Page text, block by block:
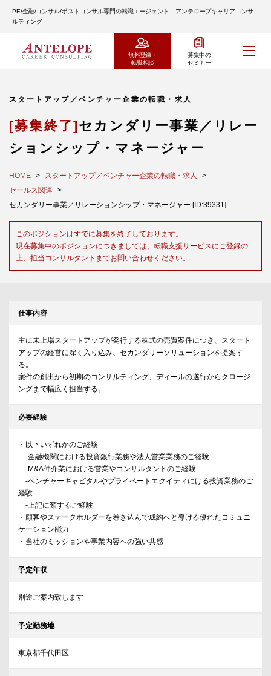
PE/金融/コンサル/ポストコンサル専門の転職エージェント アンテロープキャリアコンサ
ルティング
無料登録・
転職相談
募集中の
セミナー
スタートアップ／ベンチャー企業の転職・求人
[募集終了]セカンダリー事業／リレー
ションシップ・マネージャー
HOME
スタートアップ／ベンチャー企業の転職・求人
セールス関連
セカンダリー事業／リレーションシップ・マネージャー [ID:39331]
このポジションはすでに募集を終了しております。
現在募集中のポジションにつきましては、転職支援サービスにご登録の
上、担当コンサルタントまでお問い合わせください。
仕事内容
主に未上場スタートアップが発行する株式の売買案件につき、スタート
アップの経営に深く入り込み、セカンダリーソリューションを提案す
る。
案件の創出から初期のコンサルティング、ディールの遂行からクロージ
ングまで幅広く担当する。
必要経験
・以下いずれかのご経験
-金融機関における投資銀行業務や法人営業業務のご経験
-M&A仲介業における営業やコンサルタントのご経験
-ベンチャーキャピタルやプライベートエクイティにける投資業務のご
経験
-上記に類するご経験
・顧客やステークホルダーを巻き込んで成約へと導ける優れたコミュニ
ケーション能力
・当社のミッションや事業内容への強い共感
予定年収
別途ご案内致します
予定勤務地
東京都千代田区